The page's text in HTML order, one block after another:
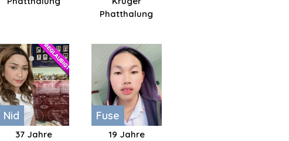
Phatthalung
Nid
37 Jahre
Fuse
19 Jahre